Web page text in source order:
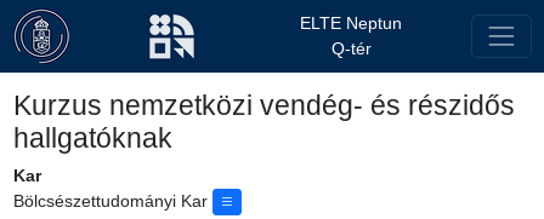
ELTE Neptun
Q-tér
Kurzus nemzetközi vendég- és részidős
hallgatóknak
Kar
Bölcsészettudományi Kar